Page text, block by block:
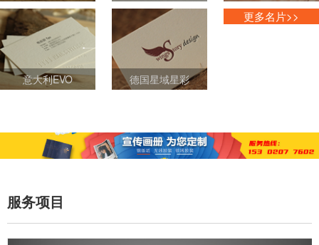
意大利EVO 德国星域星彩
更多名片>>
服务项目